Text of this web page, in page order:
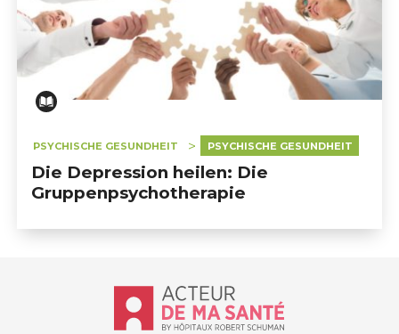
PSYCHISCHE GESUNDHEIT PSYCHISCHE GESUNDHEIT
Die Depression heilen: Die
Gruppenpsychotherapie
Accueil - Acteur de ma santé, by